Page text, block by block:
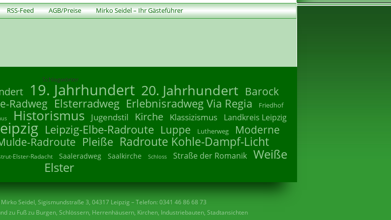
RSS-Feed AGB/Preise Mirko Seidel – Ihr Gästeführer
Schlagwörter
19. Jahrhundert 20. Jahrhundert Barock
Radweg Elsterradweg Erlebnisradweg Via Regia Friedhof
Historismus Jugendstil Kirche Klassizismus Landkreis Leipzig
Leipzig-Elbe-Radroute Luppe Lutherweg Moderne
Radroute Pleiße Radroute Kohle-Dampf-Licht
Elster-Radacht Saaleradweg Saalkirche Schloss Straße der Romanik Weiße
Elster
Seidel, Sigismundstraße 3, 04317 Leipzig – Telefon: 0341 46 86 68 73
zu Fuß zu Burgen, Schlössern, Herrenhäusern, Kirchen, Industriebauten, Stadtansichten